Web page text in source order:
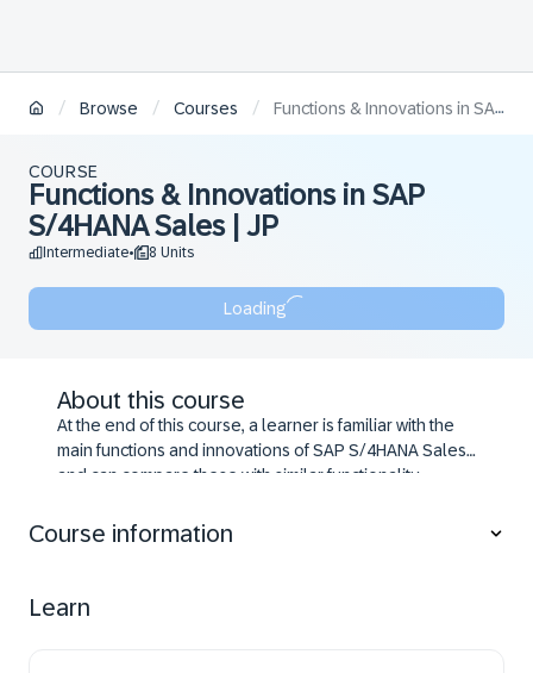
/ Browse / Courses / Functions & Innovations in SAP S/4HANA Sales | JP
COURSE
Functions & Innovations in SAP
S/4HANA Sales | JP
Intermediate• 8 Units
Loading
About this course
At the end of this course, a learner is familiar with the
main functions and innovations of SAP S/4HANA Sales
and can compare these with similar functionality
Course information
Learn